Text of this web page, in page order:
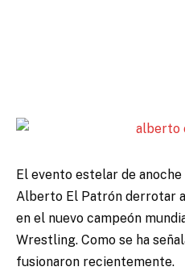
El evento estelar de
Alberto El Patrón derrotar
en el nuevo campeón
Wrestling. Como se ha
fusionaron recientemente.